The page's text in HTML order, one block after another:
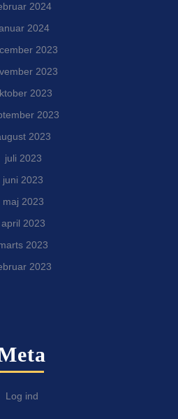
2024
2024
2023
2023
2023
2023
2023
juli 2023
juni 2023
maj 2023
april 2023
2023
2023
Log ind